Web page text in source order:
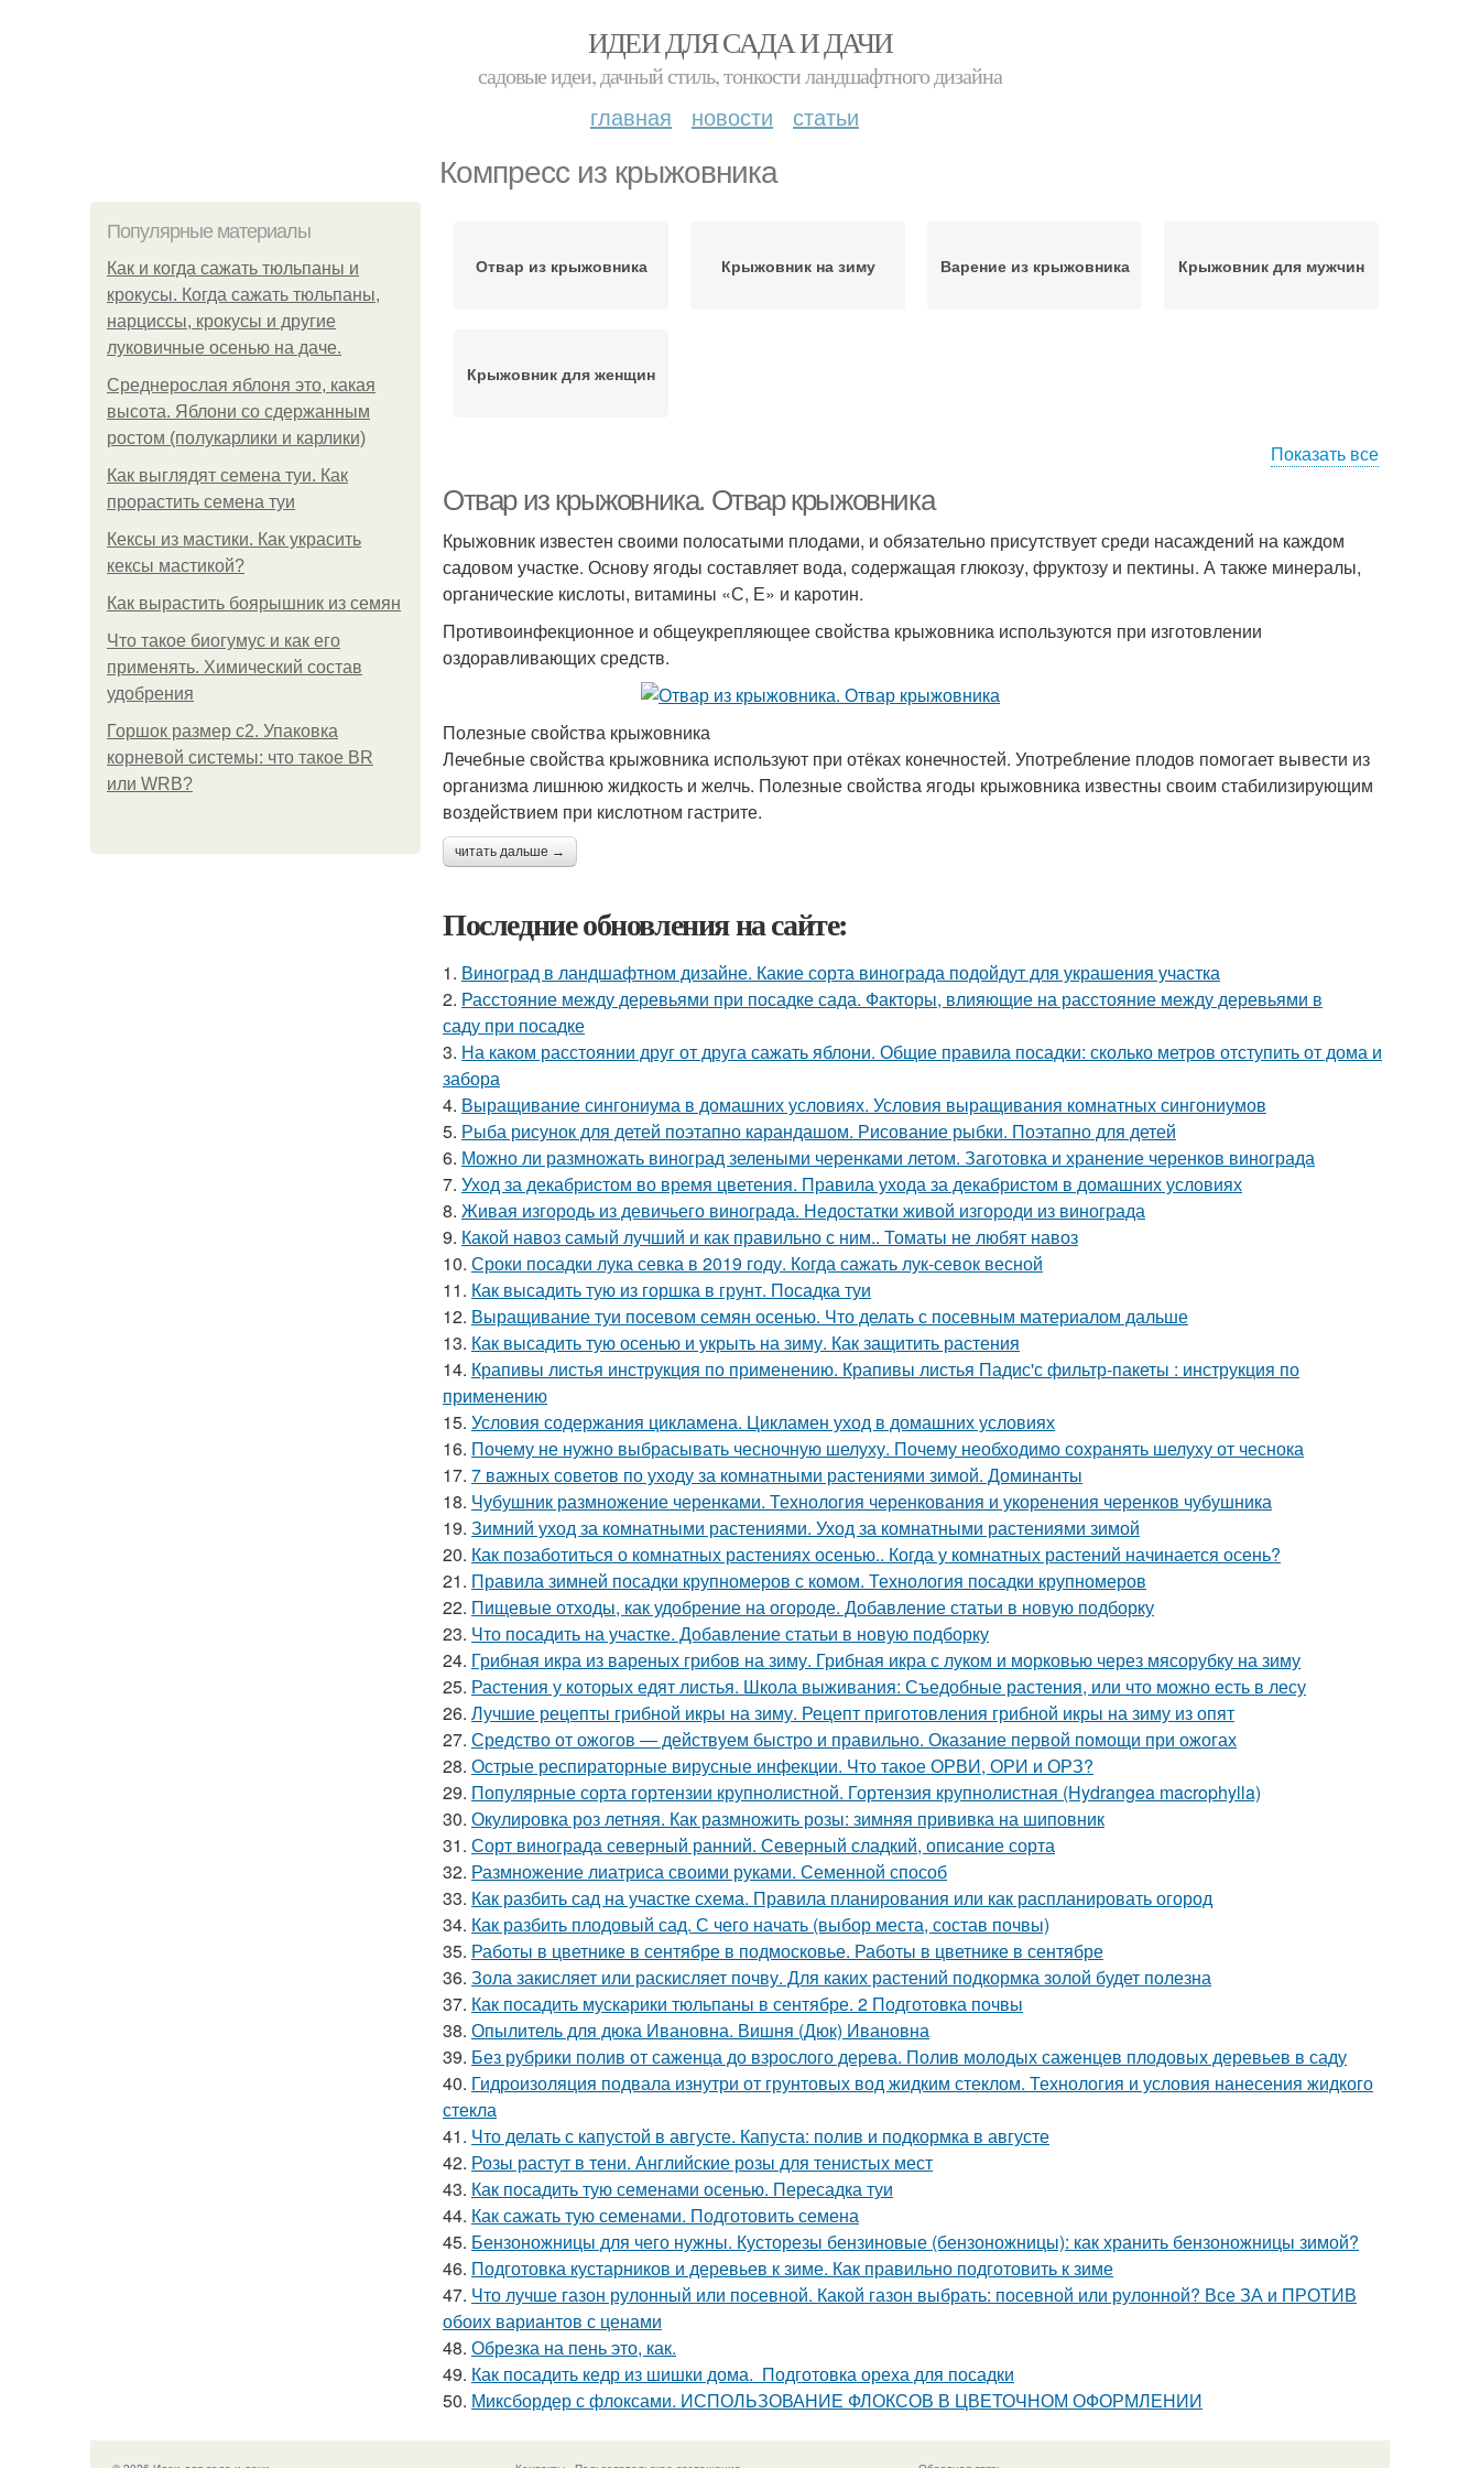
ИДЕИ ДЛЯ САДА И ДАЧИ
садовые идеи, дачный стиль, тонкости ландшафтного дизайна
главная новости статьи
Компресс из крыжовника
Популярные материалы
Как и когда сажать тюльпаны и
крокусы. Когда сажать тюльпаны,
нарциссы, крокусы и другие
луковичные осенью на даче.
Среднерослая яблоня это, какая
высота. Яблони со сдержанным
ростом (полукарлики и карлики)
Как выглядят семена туи. Как
прорастить семена туи
Кексы из мастики. Как украсить
кексы мастикой?
Как вырастить боярышник из семян
Что такое биогумус и как его
применять. Химический состав
удобрения
Горшок размер с2. Упаковка
корневой системы: что такое BR
или WRB?
Отвар из крыжовника Крыжовник на зиму Варение из крыжовника Крыжовник для мужчин
Крыжовник для женщин
Показать все
Отвар из крыжовника. Отвар крыжовника
Крыжовник известен своими полосатыми плодами, и обязательно присутствует среди насаждений на каждом
садовом участке. Основу ягоды составляет вода, содержащая глюкозу, фруктозу и пектины. А также минералы,
органические кислоты, витамины «С, Е» и каротин.
Противоинфекционное и общеукрепляющее свойства крыжовника используются при изготовлении
оздоравливающих средств.
Полезные свойства крыжовника
Лечебные свойства крыжовника используют при отёках конечностей. Употребление плодов помогает вывести из
организма лишнюю жидкость и желчь. Полезные свойства ягоды крыжовника известны своим стабилизирующим
воздействием при кислотном гастрите.
читать дальше →
Последние обновления на сайте:
1. Виноград в ландшафтном дизайне. Какие сорта винограда подойдут для украшения участка
2. Расстояние между деревьями при посадке сада. Факторы, влияющие на расстояние между деревьями в
саду при посадке
3. На каком расстоянии друг от друга сажать яблони. Общие правила посадки: сколько метров отступить от дома и
забора
4. Выращивание сингониума в домашних условиях. Условия выращивания комнатных сингониумов
5. Рыба рисунок для детей поэтапно карандашом. Рисование рыбки. Поэтапно для детей
6. Можно ли размножать виноград зелеными черенками летом. Заготовка и хранение черенков винограда
7. Уход за декабристом во время цветения. Правила ухода за декабристом в домашних условиях
8. Живая изгородь из девичьего винограда. Недостатки живой изгороди из винограда
9. Какой навоз самый лучший и как правильно с ним.. Томаты не любят навоз
10. Сроки посадки лука севка в 2019 году. Когда сажать лук-севок весной
11. Как высадить тую из горшка в грунт. Посадка туи
12. Выращивание туи посевом семян осенью. Что делать с посевным материалом дальше
13. Как высадить тую осенью и укрыть на зиму. Как защитить растения
14. Крапивы листья инструкция по применению. Крапивы листья Падис'с фильтр-пакеты : инструкция по
применению
15. Условия содержания цикламена. Цикламен уход в домашних условиях
16. Почему не нужно выбрасывать чесночную шелуху. Почему необходимо сохранять шелуху от чеснока
17. 7 важных советов по уходу за комнатными растениями зимой. Доминанты
18. Чубушник размножение черенками. Технология черенкования и укоренения черенков чубушника
19. Зимний уход за комнатными растениями. Уход за комнатными растениями зимой
20. Как позаботиться о комнатных растениях осенью.. Когда у комнатных растений начинается осень?
21. Правила зимней посадки крупномеров с комом. Технология посадки крупномеров
22. Пищевые отходы, как удобрение на огороде. Добавление статьи в новую подборку
23. Что посадить на участке. Добавление статьи в новую подборку
24. Грибная икра из вареных грибов на зиму. Грибная икра с луком и морковью через мясорубку на зиму
25. Растения у которых едят листья. Школа выживания: Съедобные растения, или что можно есть в лесу
26. Лучшие рецепты грибной икры на зиму. Рецепт приготовления грибной икры на зиму из опят
27. Средство от ожогов ― действуем быстро и правильно. Оказание первой помощи при ожогах
28. Острые респираторные вирусные инфекции. Что такое ОРВИ, ОРИ и ОРЗ?
29. Популярные сорта гортензии крупнолистной. Гортензия крупнолистная (Hydrangea macrophylla)
30. Окулировка роз летняя. Как размножить розы: зимняя прививка на шиповник
31. Сорт винограда северный ранний. Северный сладкий, описание сорта
32. Размножение лиатриса своими руками. Семенной способ
33. Как разбить сад на участке схема. Правила планирования или как распланировать огород
34. Как разбить плодовый сад. С чего начать (выбор места, состав почвы)
35. Работы в цветнике в сентябре в подмосковье. Работы в цветнике в сентябре
36. Зола закисляет или раскисляет почву. Для каких растений подкормка золой будет полезна
37. Как посадить мускарики тюльпаны в сентябре. 2 Подготовка почвы
38. Опылитель для дюка Ивановна. Вишня (Дюк) Ивановна
39. Без рубрики полив от саженца до взрослого дерева. Полив молодых саженцев плодовых деревьев в саду
40. Гидроизоляция подвала изнутри от грунтовых вод жидким стеклом. Технология и условия нанесения жидкого
стекла
41. Что делать с капустой в августе. Капуста: полив и подкормка в августе
42. Розы растут в тени. Английские розы для тенистых мест
43. Как посадить тую семенами осенью. Пересадка туи
44. Как сажать тую семенами. Подготовить семена
45. Бензоножницы для чего нужны. Кусторезы бензиновые (бензоножницы): как хранить бензоножницы зимой?
46. Подготовка кустарников и деревьев к зиме. Как правильно подготовить к зиме
47. Что лучше газон рулонный или посевной. Какой газон выбрать: посевной или рулонной? Все ЗА и ПРОТИВ
обоих вариантов с ценами
48. Обрезка на пень это, как.
49. Как посадить кедр из шишки дома. Подготовка ореха для посадки
50. Миксбордер с флоксами. ИСПОЛЬЗОВАНИЕ ФЛОКСОВ В ЦВЕТОЧНОМ ОФОРМЛЕНИИ